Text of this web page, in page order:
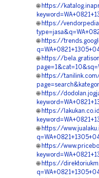
🌐 https://
🌐 https://
🌐 https://
🌐 https://
🌐 https://
🌐 https://
🌐 https://
🌐 https://
🌐 https://
🌐 https://